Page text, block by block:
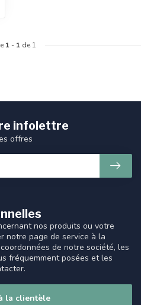
1 - 1 de 1
nos produits ou votre
notre page de service à la
de notre société, les
fréquemment posées et les
la clientèle
infolettre
offres